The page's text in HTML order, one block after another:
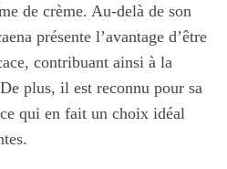
de crème. Au-delà de son
présente l’avantage d’être
contribuant ainsi à la
plus, il est reconnu pour sa
qui en fait un choix idéal